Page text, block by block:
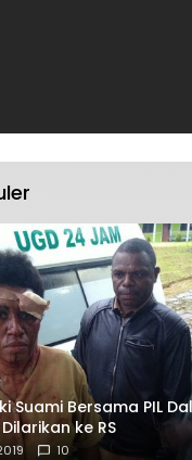
Suami Bersama PIL
ke RS
10